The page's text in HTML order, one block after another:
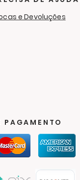
e Devoluções
PAGAMENTO